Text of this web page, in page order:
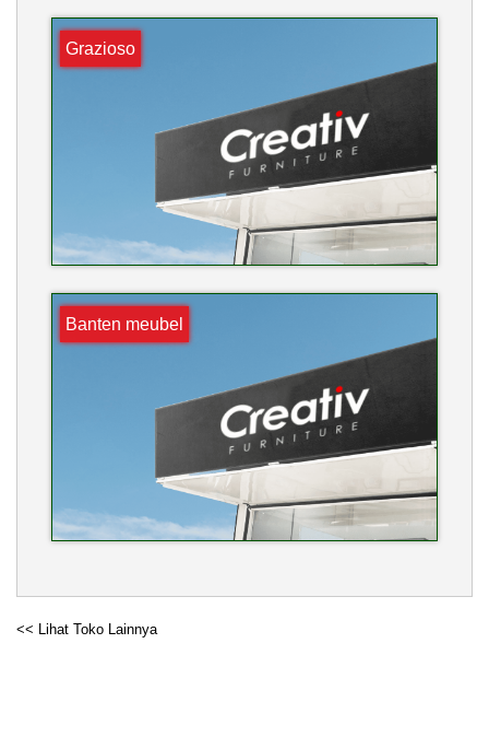
Grazioso
Banten meubel
<< Lihat Toko Lainnya